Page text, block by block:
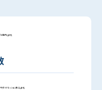
案内します。
ートセッション数とします。